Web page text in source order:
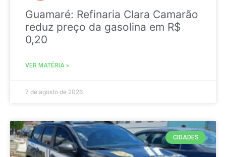
Guamaré: Refinaria Clara Camarão
reduz preço da gasolina em R$
0,20
VER MATÉRIA »
7 de agosto de 2026
CIDADES